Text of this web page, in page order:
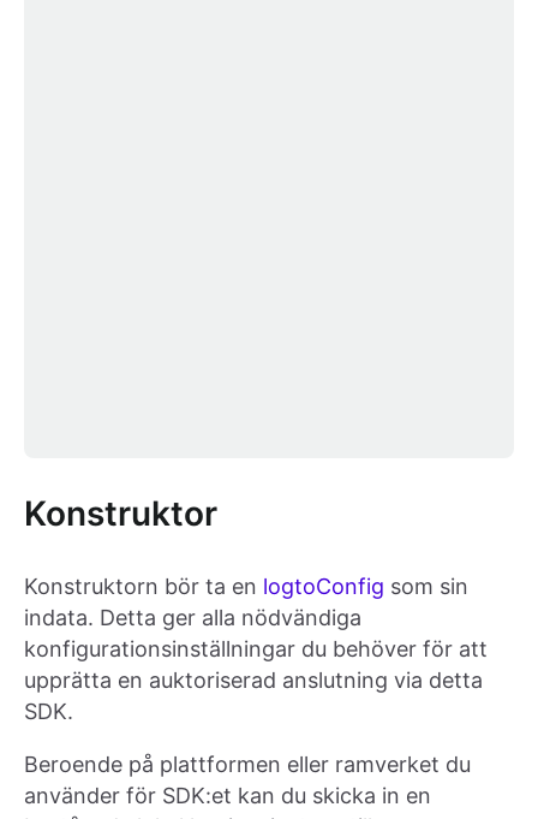
Konstruktor
Konstruktorn bör ta en logtoConfig som sin
indata. Detta ger alla nödvändiga
konfigurationsinställningar du behöver för att
upprätta en auktoriserad anslutning via detta
SDK.
Beroende på plattformen eller ramverket du
använder för SDK:et kan du skicka in en